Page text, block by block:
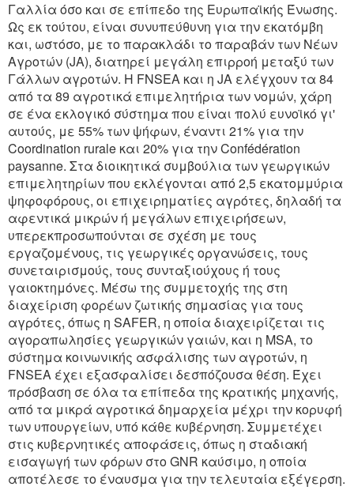
Γαλλία όσο και σε επίπεδο της Ευρωπαϊκής Ένωσης.
Ως εκ τούτου, είναι συνυπεύθυνη για την εκατόμβη
και, ωστόσο, με το παρακλάδι το παραβάν των Νέων
Αγροτών (JA), διατηρεί μεγάλη επιρροή μεταξύ των
Γάλλων αγροτών. Η FNSEA και η JA ελέγχουν τα 84
από τα 89 αγροτικά επιμελητήρια των νομών, χάρη
σε ένα εκλογικό σύστημα που είναι πολύ ευνοϊκό γι'
αυτούς, με 55% των ψήφων, έναντι 21% για την
Coordination rurale και 20% για την Confédération
paysanne. Στα διοικητικά συμβούλια των γεωργικών
επιμελητηρίων που εκλέγονται από 2,5 εκατομμύρια
ψηφοφόρους, οι επιχειρηματίες αγρότες, δηλαδή τα
αφεντικά μικρών ή μεγάλων επιχειρήσεων,
υπερεκπροσωπούνται σε σχέση με τους
εργαζομένους, τις γεωργικές οργανώσεις, τους
συνεταιρισμούς, τους συνταξιούχους ή τους
γαιοκτημόνες. Μέσω της συμμετοχής της στη
διαχείριση φορέων ζωτικής σημασίας για τους
αγρότες, όπως η SAFER, η οποία διαχειρίζεται τις
αγοραπωλησίες γεωργικών γαιών, και η MSA, το
σύστημα κοινωνικής ασφάλισης των αγροτών, η
FNSEA έχει εξασφαλίσει δεσπόζουσα θέση. Έχει
πρόσβαση σε όλα τα επίπεδα της κρατικής μηχανής,
από τα μικρά αγροτικά δημαρχεία μέχρι την κορυφή
των υπουργείων, υπό κάθε κυβέρνηση. Συμμετέχει
στις κυβερνητικές αποφάσεις, όπως η σταδιακή
εισαγωγή των φόρων στο GNR καύσιμο, η οποία
αποτέλεσε το έναυσμα για την τελευταία εξέγερση.